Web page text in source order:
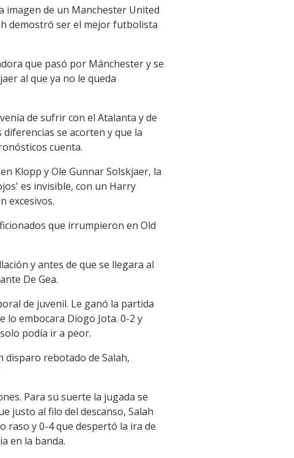
imagen de un Manchester United
demostró ser el mejor futbolista
que pasó por Mánchester y se
al que ya no le queda
de sufrir con el Atalanta y de
se acorten y que la
cuenta.
Klopp y Ole Gunnar Solskjaer, la
es invisible, con un Harry
excesivos.
que irrumpieron en Old
y antes de que se llegara al
De Gea.
de juvenil. Le ganó la partida
lo embocara Diogo Jota. 0-2 y
podía ir a peor.
disparo rebotado de Salah,
Para su suerte la jugada se
justo al filo del descanso, Salah
raso y 0-4 que despertó la ira de
en la banda.